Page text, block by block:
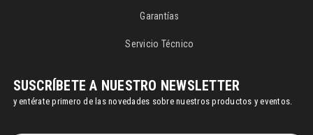
Garantías
Servicio Técnico
SUSCRÍBETE A NUESTRO NEWSLETTER
y entérate primero de las novedades sobre nuestros productos y eventos.